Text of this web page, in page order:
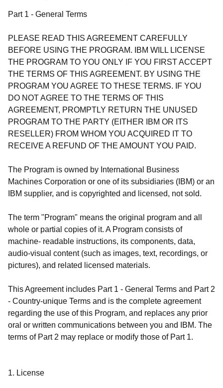
Part 1 - General Terms
PLEASE READ THIS AGREEMENT CAREFULLY
BEFORE USING THE PROGRAM. IBM WILL LICENSE
THE PROGRAM TO YOU ONLY IF YOU FIRST ACCEPT
THE TERMS OF THIS AGREEMENT. BY USING THE
PROGRAM YOU AGREE TO THESE TERMS. IF YOU
DO NOT AGREE TO THE TERMS OF THIS
AGREEMENT, PROMPTLY RETURN THE UNUSED
PROGRAM TO THE PARTY (EITHER IBM OR ITS
RESELLER) FROM WHOM YOU ACQUIRED IT TO
RECEIVE A REFUND OF THE AMOUNT YOU PAID.
The Program is owned by International Business
Machines Corporation or one of its subsidiaries (IBM) or an
IBM supplier, and is copyrighted and licensed, not sold.
The term "Program" means the original program and all
whole or partial copies of it. A Program consists of
machine- readable instructions, its components, data,
audio-visual content (such as images, text, recordings, or
pictures), and related licensed materials.
This Agreement includes Part 1 - General Terms and Part 2
- Country-unique Terms and is the complete agreement
regarding the use of this Program, and replaces any prior
oral or written communications between you and IBM. The
terms of Part 2 may replace or modify those of Part 1.
1. License